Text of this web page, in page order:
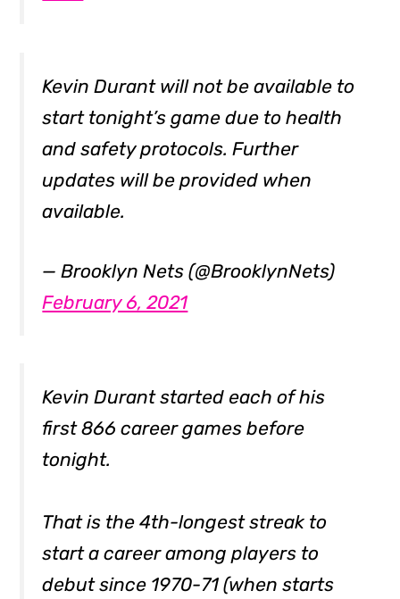
Kevin Durant will not be available to
start tonight’s game due to health
and safety protocols. Further
updates will be provided when
available.
— Brooklyn Nets (@BrooklynNets)
February 6, 2021
Kevin Durant started each of his
first 866 career games before
tonight.
That is the 4th-longest streak to
start a career among players to
debut since 1970-71 (when starts